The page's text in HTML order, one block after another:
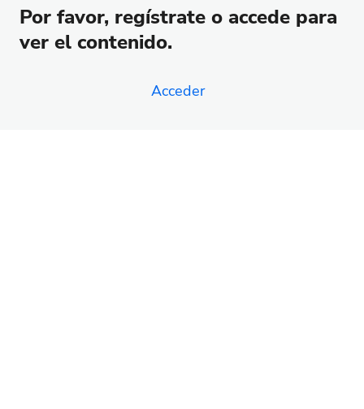
Cómo interpretar las métricas de un funnel
Tipos de Funnels
Por favor, regístrate o accede para
ver el contenido.
Acceder